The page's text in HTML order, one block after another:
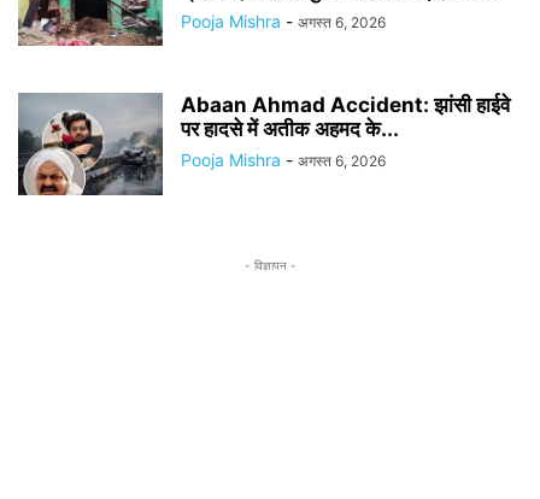
Pooja Mishra - अगस्त 6, 2026
Abaan Ahmad Accident: झांसी हाईवे
पर हादसे में अतीक अहमद के...
Pooja Mishra - अगस्त 6, 2026
- विज्ञापन -